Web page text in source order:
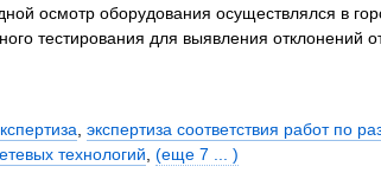
осмотр оборудования осуществлялся в
тестирования для выявления отклонений
, экспертиза соответствия работ по
технологий, (еще 7 ... )